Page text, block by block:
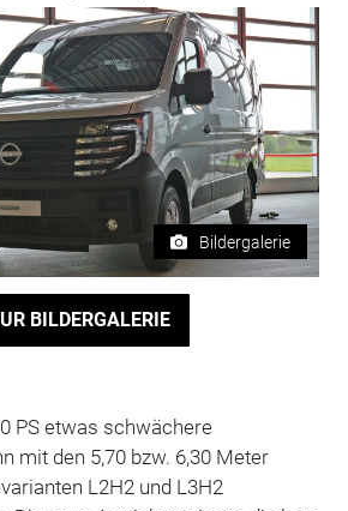
Bildergalerie
BILDERGALERIE
PS etwas schwächere
mit den 5,70 bzw. 6,30 Meter
L2H2 und L3H2